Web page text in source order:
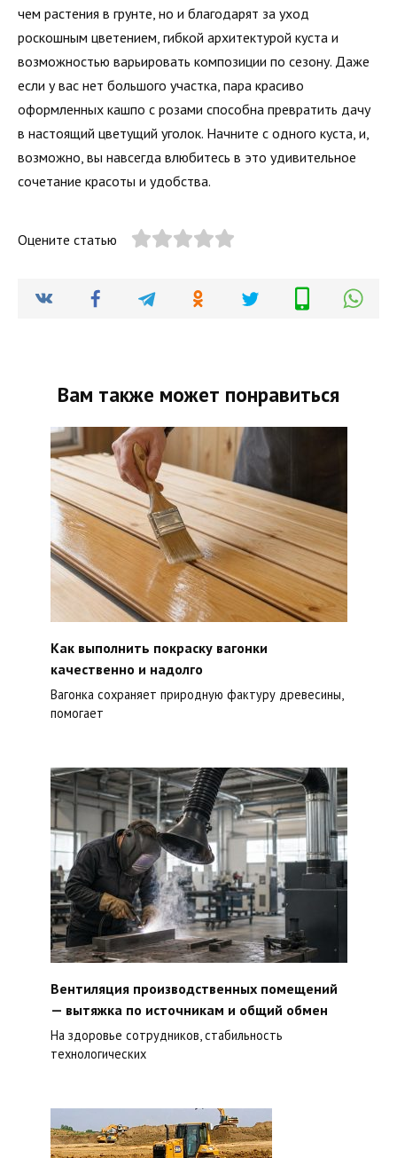
чем растения в грунте, но и благодарят за уход
роскошным цветением, гибкой архитектурой куста и
возможностью варьировать композиции по сезону. Даже
если у вас нет большого участка, пара красиво
оформленных кашпо с розами способна превратить дачу
в настоящий цветущий уголок. Начните с одного куста, и,
возможно, вы навсегда влюбитесь в это удивительное
сочетание красоты и удобства.
Оцените статью
Вам также может понравиться
Как выполнить покраску вагонки
качественно и надолго
Вагонка сохраняет природную фактуру древесины,
помогает
Вентиляция производственных помещений
— вытяжка по источникам и общий обмен
На здоровье сотрудников, стабильность
технологических